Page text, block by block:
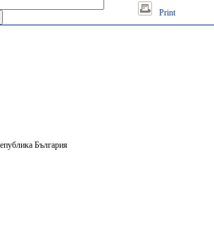
Print
България